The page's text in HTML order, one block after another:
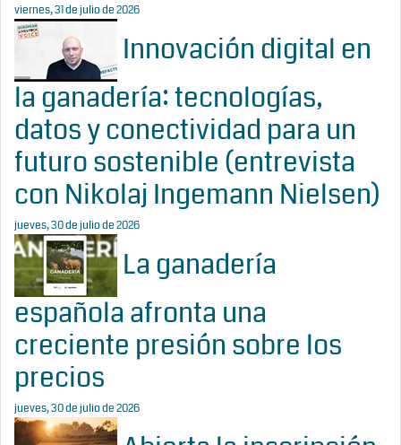
viernes, 31 de julio de 2026
Innovación digital en
la ganadería: tecnologías,
datos y conectividad para un
futuro sostenible (entrevista
con Nikolaj Ingemann Nielsen)
jueves, 30 de julio de 2026
La ganadería
española afronta una
creciente presión sobre los
precios
jueves, 30 de julio de 2026